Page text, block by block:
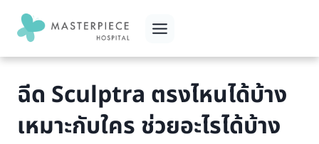
content
ฉีด Sculptra ตรงไหนได้บ้าง
เหมาะกับใคร ช่วยอะไรได้บ้าง